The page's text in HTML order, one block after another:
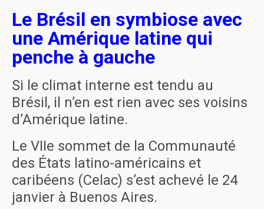
Le Brésil en symbiose avec
une Amérique latine qui
penche à gauche
Si le climat interne est tendu au
Brésil, il n’en est rien avec ses voisins
d’Amérique latine.
Le VIIe sommet de la Communauté
des États latino-américains et
caribéens (Celac) s’est achevé le 24
janvier à Buenos Aires.